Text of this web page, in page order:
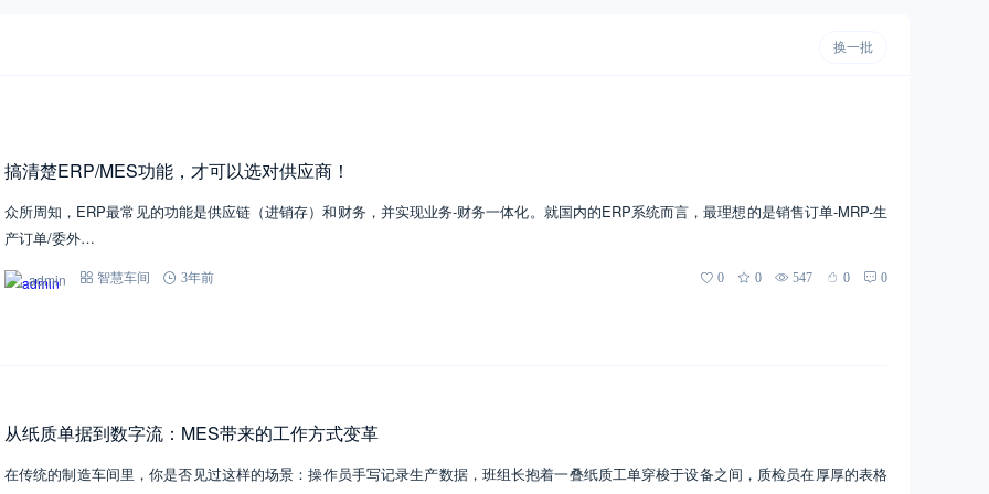
换一批
搞清楚ERP/MES功能，才可以选对供应商！
众所周知，ERP最常见的功能是供应链（进销存）和财务，并实现业务-财务一体化。就国内的ERP系统而言，最理想的是销售订单-MRP-生
产订单/委外…
admin 智慧车间 3年前 0 0 547 0 0
从纸质单据到数字流：MES带来的工作方式变革
在传统的制造车间里，你是否见过这样的场景：操作员手写记录生产数据，班组长抱着一叠纸质工单穿梭于设备之间，质检员在厚厚的表格